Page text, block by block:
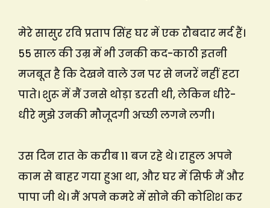
मेरे सासुर रवि प्रताप सिंह घर में एक रौबदार मर्द हैं।
55 साल की उम्र में भी उनकी कद-काठी इतनी
मजबूत है कि देखने वाले उन पर से नजरें नहीं हटा
पाते। शुरू में मैं उनसे थोड़ा डरती थी, लेकिन धीरे-
धीरे मुझे उनकी मौजूदगी अच्छी लगने लगी।
उस दिन रात के करीब 11 बज रहे थे। राहुल अपने
काम से बाहर गया हुआ था, और घर में सिर्फ मैं और
पापा जी थे। मैं अपने कमरे में सोने की कोशिश कर